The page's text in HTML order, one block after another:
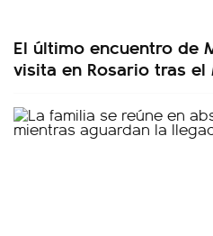
El último encuentro de
visita en Rosario tras el